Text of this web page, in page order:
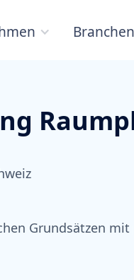
Branchen
Grundsätzen